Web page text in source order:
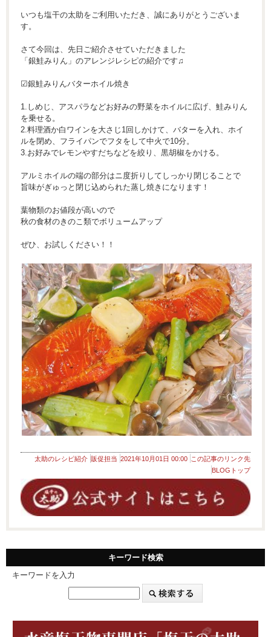
いつも塩干の太助をご利用いただき、誠にありがとうございま
す。
さて今回は、先日ご紹介させていただきました
「銀鮭みりん」のアレンジレシピの紹介です♫
☑︎銀鮭みりんバターホイル焼き
1.しめじ、アスパラなどお好みの野菜をホイルに広げ、鮭みりん
を乗せる。
2.料理酒か白ワインを大さじ1回しかけて、バターを入れ、ホイ
ルを閉め、フライパンでフタをして中火で10分。
3.お好みでレモンやすだちなどを絞り、黒胡椒をかける。
アルミホイルの端の部分はニ度折りしてしっかり閉じることで
旨味がぎゅっと閉じ込められた蒸し焼きになります！
葉物類のお値段が高いので
秋の食材のきのこ類でボリュームアップ
ぜひ、お試しください！！
太助のレシピ紹介 販促担当 2021年10月01日 00:00 この記事のリンク先
BLOGトップ
キーワード検索
キーワードを入力